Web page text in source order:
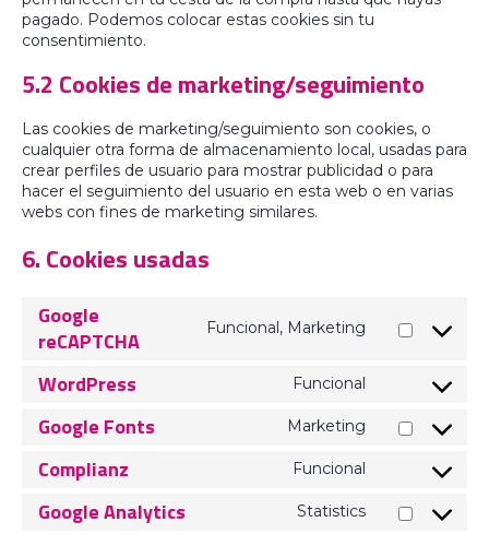
pagado. Podemos colocar estas cookies sin tu
consentimiento.
5.2 Cookies de marketing/seguimiento
Las cookies de marketing/seguimiento son cookies, o
cualquier otra forma de almacenamiento local, usadas para
crear perfiles de usuario para mostrar publicidad o para
hacer el seguimiento del usuario en esta web o en varias
webs con fines de marketing similares.
6. Cookies usadas
Google
reCAPTCHA
Funcional, Marketing
WordPress Funcional
Google Fonts Marketing
Complianz Funcional
Google Analytics Statistics